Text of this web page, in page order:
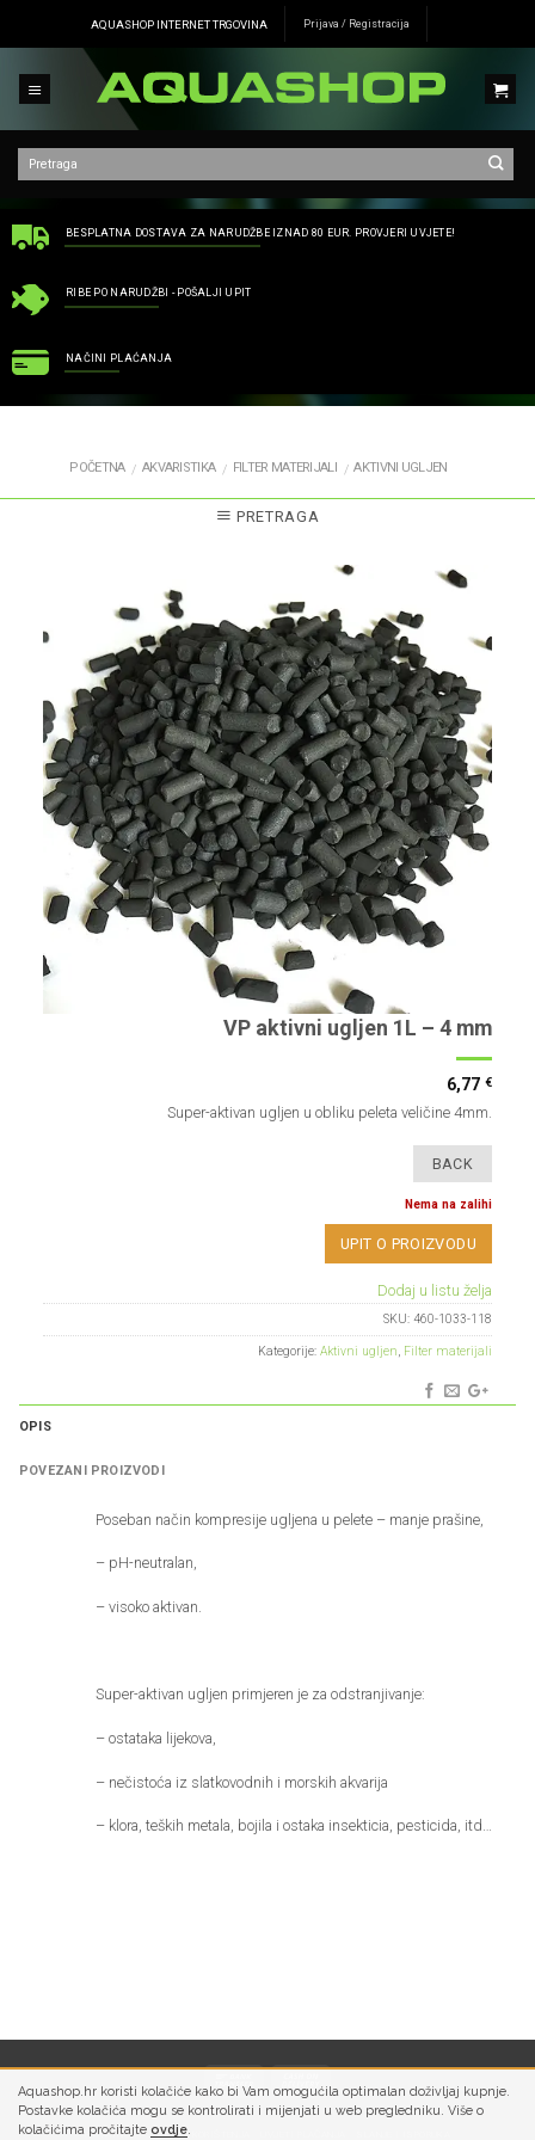
Aquashop.hr koristi kolačiće kako bi Vam omogućila optimalan doživljaj kupnje.
Postavke kolačića mogu se kontrolirati i mijenjati u web pregledniku. Više o
kolačićima pročitajte ovdje
AQUASHOP INTERNET TRGOVINA Prijava / Registracija
BESPLATNA DOSTAVA ZA NARUDŽBE IZNAD 80 EUR. PROVJERI UVJETE!
RIBE PO NARUDŽBI - POŠALJI UPIT
NAČINI PLAĆANJA
POČETNA / AKVARISTIKA / FILTER MATERIJALI / AKTIVNI UGLJEN
PRETRAGA
VP aktivni ugljen 1L – 4 mm
6,77 €
Super-aktivan ugljen u obliku peleta veličine 4mm.
Nema na zalihi
UPIT O PROIZVODU
Dodaj u listu želja
SKU: 460-1033-118
Kategorije: Aktivni ugljen, Filter materijali
OPIS
POVEZANI PROIZVODI
Poseban način kompresije ugljena u pelete – manje prašine,
– pH-neutralan,
– visoko aktivan.
Super-aktivan ugljen primjeren je za odstranjivanje:
– ostataka lijekova,
– nečistoća iz slatkovodnih i morskih akvarija
– klora, teških metala, bojila i ostaka insekticia, pesticida, itd…
PRIVATNOST UVJETI KORIŠTENJA